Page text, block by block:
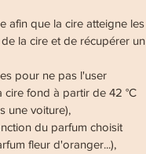
afin que la cire atteigne les
la cire et de récupérer un
pour ne pas l'user
fond à partir de 42 °C
une voiture),
du parfum choisit
fleur d'oranger...),